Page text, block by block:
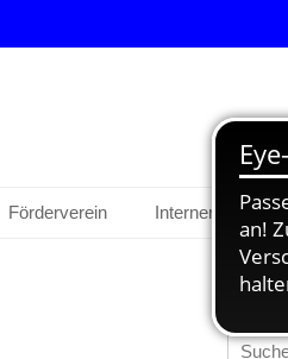
Förderverein Interner Bereich
Suchen